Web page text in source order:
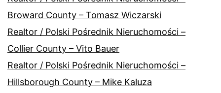
Broward County – Tomasz Wiczarski
Realtor / Polski Pośrednik Nieruchomości –
Collier County – Vito Bauer
Realtor / Polski Pośrednik Nieruchomości –
Hillsborough County – Mike Kaluza